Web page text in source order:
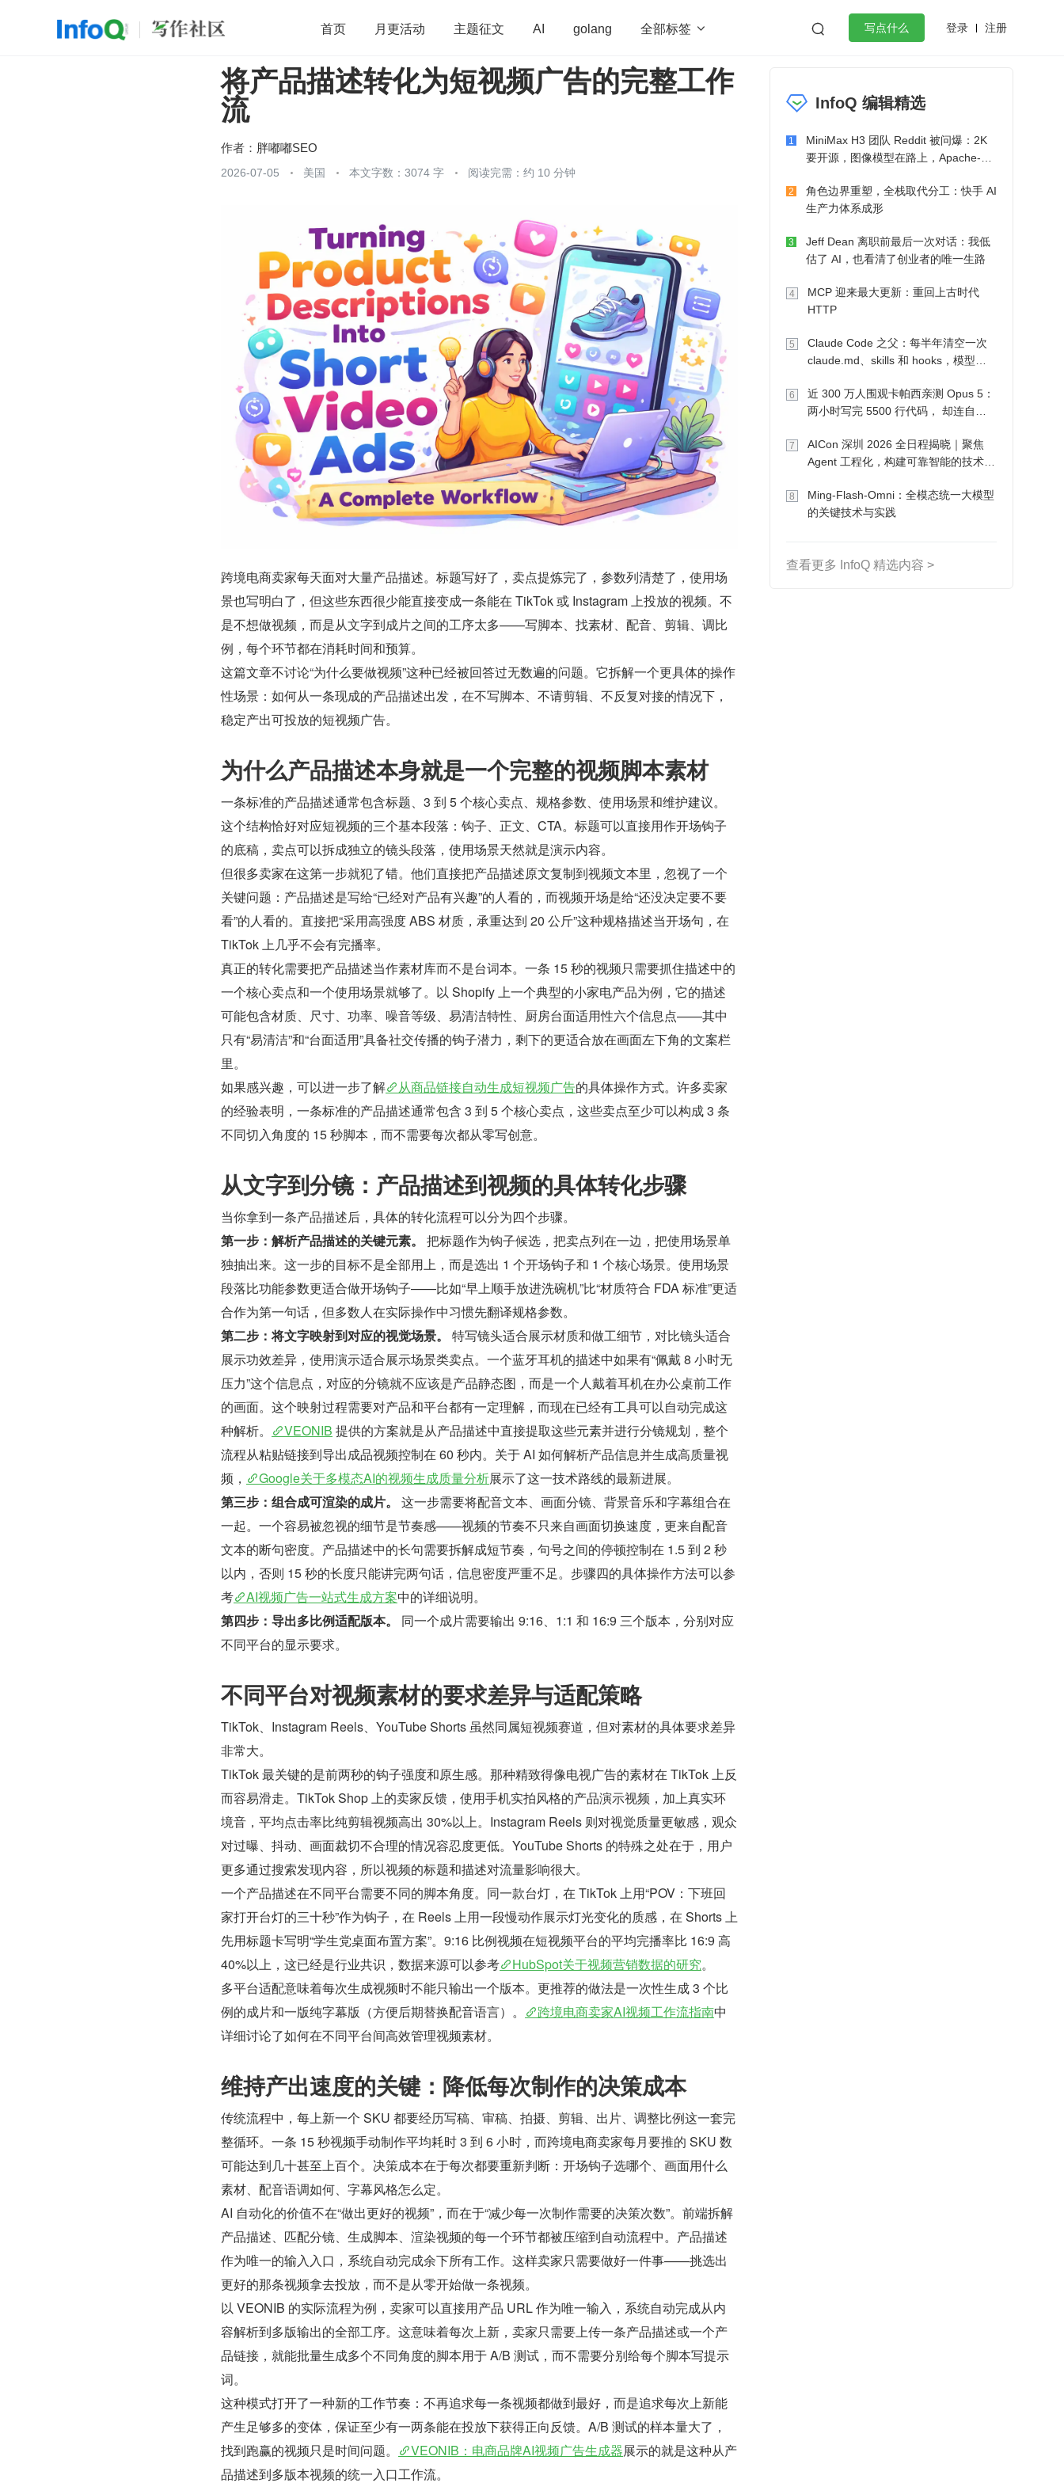
首页 月更活动 主题征文 AI golang 全部标签   写点什么 登录 注册
开源 架构 OpenHarmony 算法 学习方法 Web3.0 高效工作
微服务架构 flutter
将产品描述转化为短视频广告的完整工作
流
作者： 胖嘟嘟SEO
2026-07-05 美国 本文字数：3074 字 阅读完需：约 10 分钟
跨境电商卖家每天面对大量产品描述。标题写好了，卖点提炼完了，参数列清楚了，使用场
景也写明白了，但这些东西很少能直接变成一条能在 TikTok 或 Instagram 上投放的视频。不
是不想做视频，而是从文字到成片之间的工序太多——写脚本、找素材、配音、剪辑、调比
例，每个环节都在消耗时间和预算。
这篇文章不讨论“为什么要做视频”这种已经被回答过无数遍的问题。它拆解一个更具体的操作
性场景：如何从一条现成的产品描述出发，在不写脚本、不请剪辑、不反复对接的情况下，
稳定产出可投放的短视频广告。
为什么产品描述本身就是一个完整的视频脚本素材
一条标准的产品描述通常包含标题、3 到 5 个核心卖点、规格参数、使用场景和维护建议。
这个结构恰好对应短视频的三个基本段落：钩子、正文、CTA。标题可以直接用作开场钩子
的底稿，卖点可以拆成独立的镜头段落，使用场景天然就是演示内容。
但很多卖家在这第一步就犯了错。他们直接把产品描述原文复制到视频文本里，忽视了一个
关键问题：产品描述是写给“已经对产品有兴趣”的人看的，而视频开场是给“还没决定要不要
看”的人看的。直接把“采用高强度 ABS 材质，承重达到 20 公斤”这种规格描述当开场句，在
TikTok 上几乎不会有完播率。
真正的转化需要把产品描述当作素材库而不是台词本。一条 15 秒的视频只需要抓住描述中的
一个核心卖点和一个使用场景就够了。以 Shopify 上一个典型的小家电产品为例，它的描述
可能包含材质、尺寸、功率、噪音等级、易清洁特性、厨房台面适用性六个信息点——其中
只有“易清洁”和“台面适用”具备社交传播的钩子潜力，剩下的更适合放在画面左下角的文案栏
里。
如果感兴趣，可以进一步了解
从商品链接自动生成短视频广告的具体操作方式。许多卖家
的经验表明，一条标准的产品描述通常包含 3 到 5 个核心卖点，这些卖点至少可以构成 3 条
不同切入角度的 15 秒脚本，而不需要每次都从零写创意。
从文字到分镜：产品描述到视频的具体转化步骤
当你拿到一条产品描述后，具体的转化流程可以分为四个步骤。
第一步：解析产品描述的关键元素。
把标题作为钩子候选，把卖点列在一边，把使用场景单
独抽出来。这一步的目标不是全部用上，而是选出 1 个开场钩子和 1 个核心场景。使用场景
段落比功能参数更适合做开场钩子——比如“早上顺手放进洗碗机”比“材质符合 FDA 标准”更适
合作为第一句话，但多数人在实际操作中习惯先翻译规格参数。
第二步：将文字映射到对应的视觉场景。
特写镜头适合展示材质和做工细节，对比镜头适合
展示功效差异，使用演示适合展示场景类卖点。一个蓝牙耳机的描述中如果有“佩戴 8 小时无
压力”这个信息点，对应的分镜就不应该是产品静态图，而是一个人戴着耳机在办公桌前工作
的画面。这个映射过程需要对产品和平台都有一定理解，而现在已经有工具可以自动完成这
种解析。
VEONIB 提供的方案就是从产品描述中直接提取这些元素并进行分镜规划，整个
流程从粘贴链接到导出成品视频控制在 60 秒内。关于 AI 如何解析产品信息并生成高质量视
频，
Google关于多模态AI的视频生成质量分析展示了这一技术路线的最新进展。
第三步：组合成可渲染的成片。
这一步需要将配音文本、画面分镜、背景音乐和字幕组合在
一起。一个容易被忽视的细节是节奏感——视频的节奏不只来自画面切换速度，更来自配音
文本的断句密度。产品描述中的长句需要拆解成短节奏，句号之间的停顿控制在 1.5 到 2 秒
以内，否则 15 秒的长度只能讲完两句话，信息密度严重不足。步骤四的具体操作方法可以参
考
AI视频广告一站式生成方案中的详细说明。
第四步：导出多比例适配版本。
同一个成片需要输出 9:16、1:1 和 16:9 三个版本，分别对应
不同平台的显示要求。
不同平台对视频素材的要求差异与适配策略
TikTok、Instagram Reels、YouTube Shorts 虽然同属短视频赛道，但对素材的具体要求差异
非常大。
TikTok 最关键的是前两秒的钩子强度和原生感。那种精致得像电视广告的素材在 TikTok 上反
而容易滑走。TikTok Shop 上的卖家反馈，使用手机实拍风格的产品演示视频，加上真实环
境音，平均点击率比纯剪辑视频高出 30%以上。Instagram Reels 则对视觉质量更敏感，观众
对过曝、抖动、画面裁切不合理的情况容忍度更低。YouTube Shorts 的特殊之处在于，用户
更多通过搜索发现内容，所以视频的标题和描述对流量影响很大。
一个产品描述在不同平台需要不同的脚本角度。同一款台灯，在 TikTok 上用“POV：下班回
家打开台灯的三十秒”作为钩子，在 Reels 上用一段慢动作展示灯光变化的质感，在 Shorts 上
先用标题卡写明“学生党桌面布置方案”。9:16 比例视频在短视频平台的平均完播率比 16:9 高
40%以上，这已经是行业共识，数据来源可以参考
HubSpot关于视频营销数据的研究。
多平台适配意味着每次生成视频时不能只输出一个版本。更推荐的做法是一次性生成 3 个比
例的成片和一版纯字幕版（方便后期替换配音语言）。
跨境电商卖家AI视频工作流指南中
详细讨论了如何在不同平台间高效管理视频素材。
维持产出速度的关键：降低每次制作的决策成本
传统流程中，每上新一个 SKU 都要经历写稿、审稿、拍摄、剪辑、出片、调整比例这一套完
整循环。一条 15 秒视频手动制作平均耗时 3 到 6 小时，而跨境电商卖家每月要推的 SKU 数
可能达到几十甚至上百个。决策成本在于每次都要重新判断：开场钩子选哪个、画面用什么
素材、配音语调如何、字幕风格怎么定。
AI 自动化的价值不在“做出更好的视频”，而在于“减少每一次制作需要的决策次数”。前端拆解
产品描述、匹配分镜、生成脚本、渲染视频的每一个环节都被压缩到自动流程中。产品描述
作为唯一的输入入口，系统自动完成余下所有工作。这样卖家只需要做好一件事——挑选出
更好的那条视频拿去投放，而不是从零开始做一条视频。
以 VEONIB 的实际流程为例，卖家可以直接用产品 URL 作为唯一输入，系统自动完成从内
容解析到多版输出的全部工序。这意味着每次上新，卖家只需要上传一条产品描述或一个产
品链接，就能批量生成多个不同角度的脚本用于 A/B 测试，而不需要分别给每个脚本写提示
词。
这种模式打开了一种新的工作节奏：不再追求每一条视频都做到最好，而是追求每次上新能
产生足够多的变体，保证至少有一两条能在投放下获得正向反馈。A/B 测试的样本量大了，
找到跑赢的视频只是时间问题。
VEONIB：电商品牌AI视频广告生成器展示的就是这种从产
品描述到多版本视频的统一入口工作流。
InfoQ 编辑精选
1
MiniMax H3 团队 Reddit 被问爆：2K
要开源，图像模型在路上，Apache-2.0
2
角色边界重塑，全栈取代分工：快手 AI
生产力体系成形
3
Jeff Dean 离职前最后一次对话：我低
估了 AI，也看清了创业者的唯一生路
4
MCP 迎来最大更新：重回上古时代
HTTP
5
Claude Code 之父：每半年清空一次
claude.md、skills 和 hooks，模型自
6
近 300 万人围观卡帕西亲测 Opus 5：
两小时写完 5500 行代码， 却连自己
7
AICon 深圳 2026 全日程揭晓｜聚焦
Agent 工程化，构建可靠智能的技术路
8
Ming-Flash-Omni：全模态统一大模型
的关键技术与实践
查看更多 InfoQ 精选内容 >